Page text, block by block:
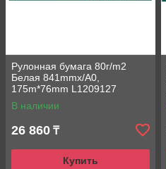
Рулонная бумага 80г/m2
Белая 841mmx/A0,
175m*76mm L1209127
Lomond Premium
универсальная печать
В наличии
26 860 ₸
Купить